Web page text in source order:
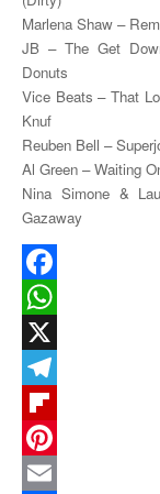
Marlena Shaw –
JB – The Get
Donuts
Vice Beats – That
Knuf
Reuben Bell –
Al Green – Waiting
Nina Simone &
Gazaway
Facebook
WhatsApp
X
Telegram
Flipboard
Pinterest